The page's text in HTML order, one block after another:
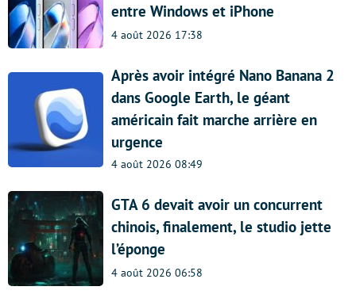
entre Windows et iPhone
4 août 2026 17:38
Après avoir intégré Nano Banana 2
dans Google Earth, le géant
américain fait marche arrière en
urgence
4 août 2026 08:49
GTA 6 devait avoir un concurrent
chinois, finalement, le studio jette
l’éponge
4 août 2026 06:58